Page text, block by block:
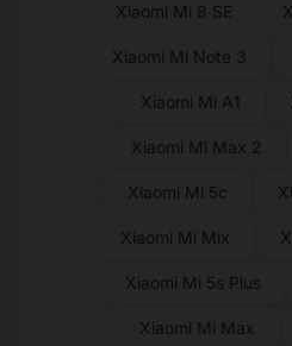
Xiaomi Mi 8 SE
Xiaomi Mi Note 3
Xiaomi Mi A1
Xiaomi Mi Max 2
Xiaomi Mi 5c
Xiaomi Mi Mix
Xiaomi Mi 5s Plus
Xiaomi Mi Max